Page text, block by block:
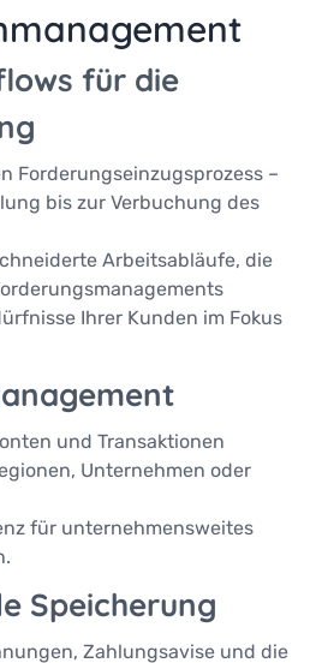
für die
Forderungseinzugsprozess –
bis zur Verbuchung des
Arbeitsabläufe, die
Ihrer Kunden im Fokus
und Transaktionen
Unternehmen oder
für unternehmensweites
Speicherung
Zahlungsavise und die